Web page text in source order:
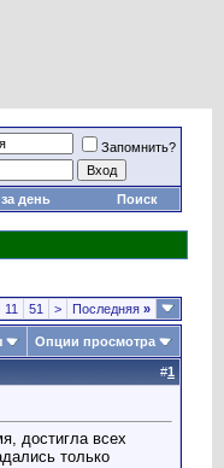
Запомнить?
день Поиск
11 51 > Последняя »
Опции просмотра
#1
достигла всех
только